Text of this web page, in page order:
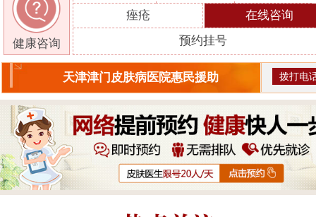
健康咨询
痤疮
在线咨询
预约挂号
天津津门皮肤病医院惠民援助 拨打电